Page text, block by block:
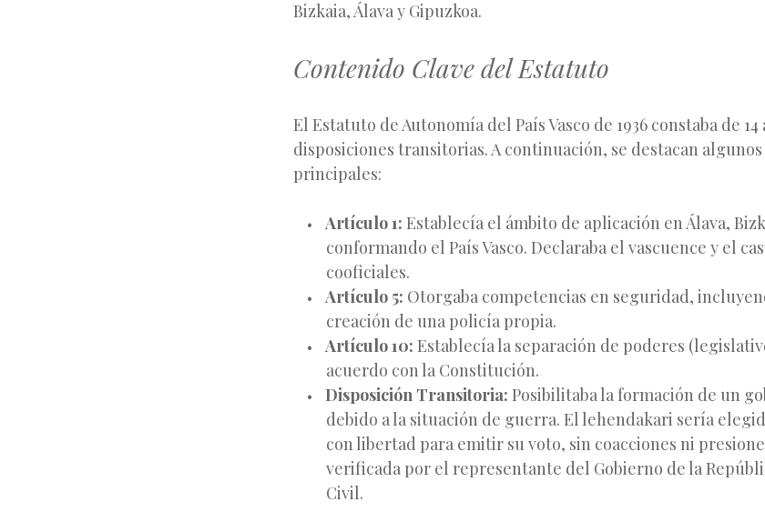
Bizkaia, Álava y Gipuzkoa.
Contenido Clave del Estatuto
El Estatuto de Autonomía del País Vasco de 1936 constaba de
disposiciones transitorias. A continuación, se destacan
principales:
Artículo 1: Establecía el ámbito de aplicación en Álava,
conformando el País Vasco. Declaraba el vascuence y el
cooficiales.
Artículo 5: Otorgaba competencias en seguridad,
creación de una policía propia.
Artículo 10: Establecía la separación de poderes
acuerdo con la Constitución.
Disposición Transitoria: Posibilitaba la formación de un
debido a la situación de guerra. El lehendakari sería
con libertad para emitir su voto, sin coacciones ni
verificada por el representante del Gobierno de la
Civil.